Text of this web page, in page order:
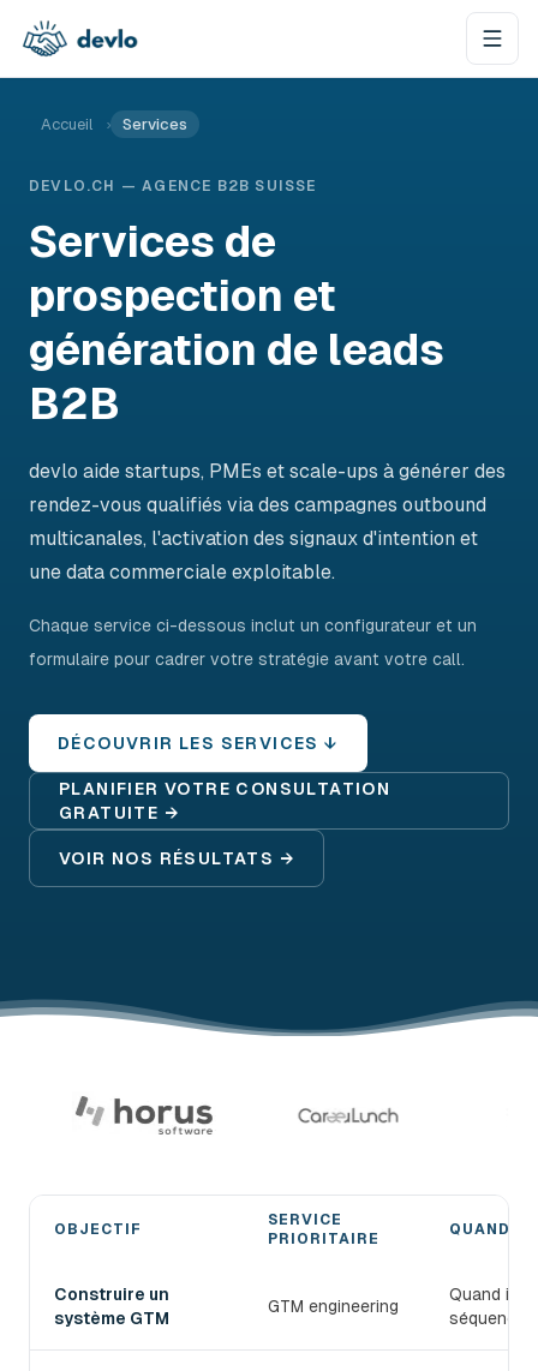
Accueil › Services
DEVLO.CH — AGENCE B2B SUISSE
Services de
prospection et
génération de leads
B2B
devlo aide startups, PMEs et scale-ups à générer des
rendez-vous qualifiés via des campagnes outbound
multicanales, l'activation des signaux d'intention et
une data commerciale exploitable.
Chaque service ci-dessous inclut un configurateur et un
formulaire pour cadrer votre stratégie avant votre call.
DÉCOUVRIR LES SERVICES ↓
PLANIFIER VOTRE CONSULTATION
GRATUITE →
VOIR NOS RÉSULTATS →
OBJECTIF
SERVICE
PRIORITAIRE
QUAND
Construire un
système GTM
GTM engineering
Quand il